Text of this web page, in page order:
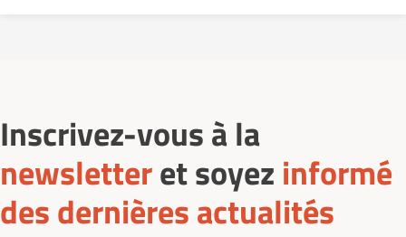
Inscrivez-vous à la
newsletteret soyez informé
des dernières actualités